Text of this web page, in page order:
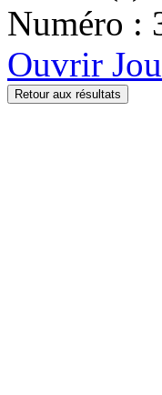
Numéro :
Ouvrir
Retour aux résultats